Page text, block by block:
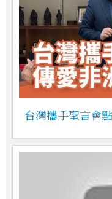
台灣攜手聖言會